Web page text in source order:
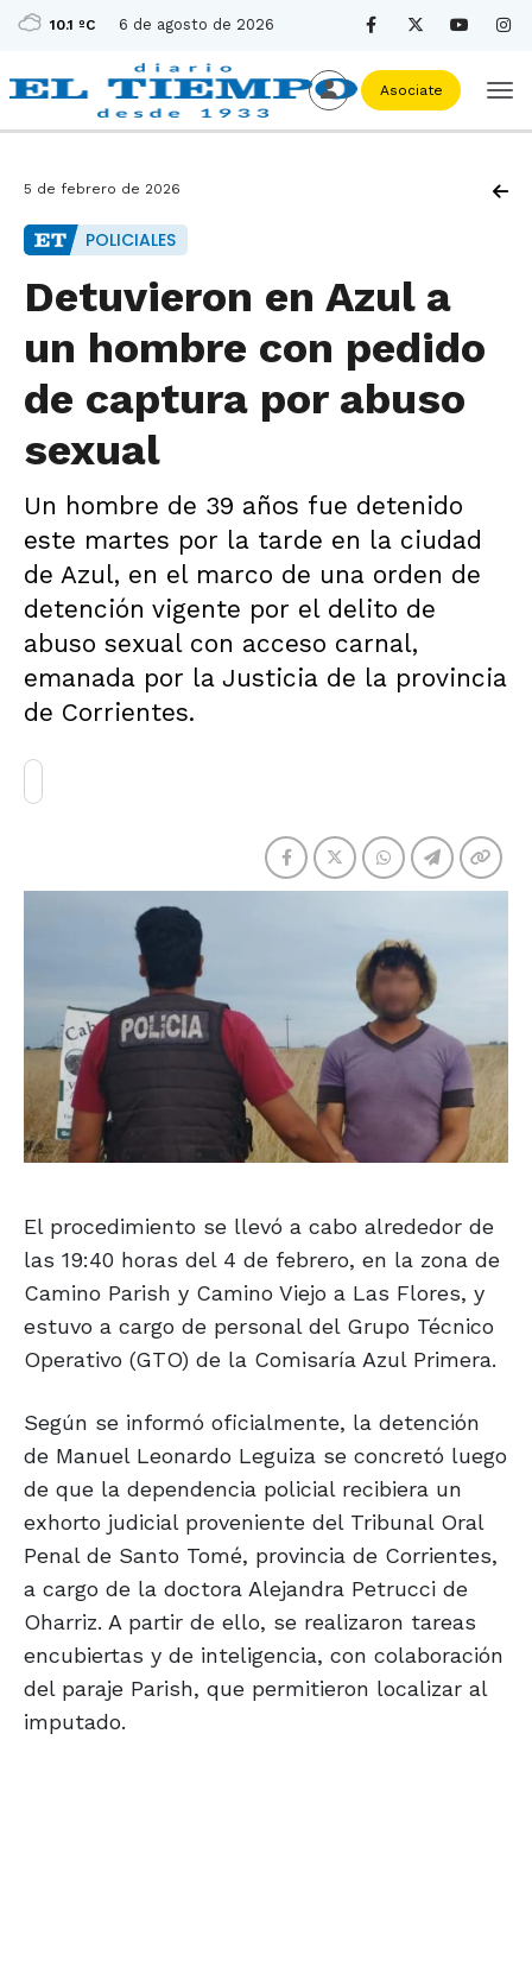
10.1 ºC 6 de agosto de 2026
Asociate
5 de febrero de 2026
POLICIALES
Detuvieron en Azul a
un hombre con pedido
de captura por abuso
sexual
Un hombre de 39 años fue detenido
este martes por la tarde en la ciudad
de Azul, en el marco de una orden de
detención vigente por el delito de
abuso sexual con acceso carnal,
emanada por la Justicia de la provincia
de Corrientes.
El procedimiento se llevó a cabo alrededor de
las 19:40 horas del 4 de febrero, en la zona de
Camino Parish y Camino Viejo a Las Flores, y
estuvo a cargo de personal del Grupo Técnico
Operativo (GTO) de la Comisaría Azul Primera.
Según se informó oficialmente, la detención
de Manuel Leonardo Leguiza se concretó luego
de que la dependencia policial recibiera un
exhorto judicial proveniente del Tribunal Oral
Penal de Santo Tomé, provincia de Corrientes,
a cargo de la doctora Alejandra Petrucci de
Oharriz. A partir de ello, se realizaron tareas
encubiertas y de inteligencia, con colaboración
del paraje Parish, que permitieron localizar al
imputado.